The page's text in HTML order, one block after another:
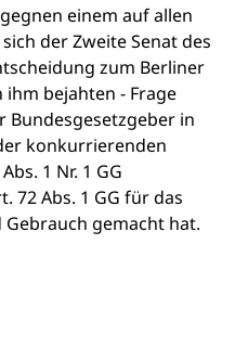
einem auf allen
der Zweite Senat des
zum Berliner
bejahten - Frage
Bundesgesetzgeber in
konkurrierenden
1 Nr. 1 GG
72 Abs. 1 GG für das
gemacht hat.